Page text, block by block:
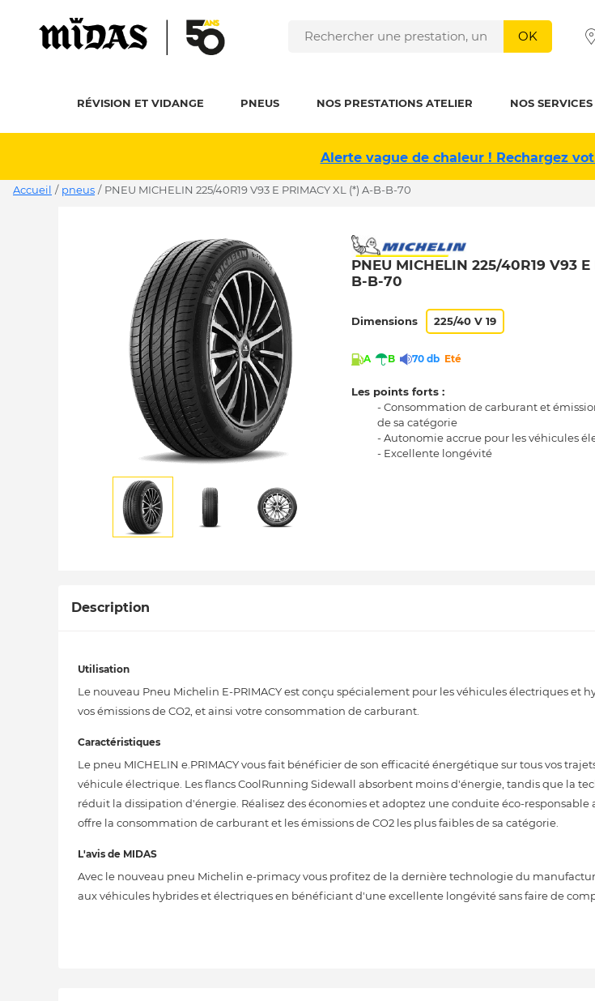
OK
RÉVISION ET VIDANGE PNEUS NOS PRESTATIONS ATELIER NOS SERVICES
Alerte vague de chaleur ! Rechargez
Accueil / pneus / PNEU MICHELIN 225/40R19 V93 E PRIMACY XL (*) A-B-B-70
PNEU MICHELIN 225/40R19 V93
B-B-70
Dimensions 225/40 V 19
A B 70 db Eté
Les points forts :
- Consommation de carburant et
de sa catégorie
- Autonomie accrue pour les véhicules
- Excellente longévité
Description
Utilisation
Le nouveau Pneu Michelin E-PRIMACY est conçu spécialement pour les véhicules électriques et
vos émissions de CO2, et ainsi votre consommation de carburant.
Caractéristiques
Le pneu MICHELIN e.PRIMACY vous fait bénéficier de son efficacité énergétique sur tous vos
véhicule électrique. Les flancs CoolRunning Sidewall absorbent moins d'énergie, tandis que la
réduit la dissipation d'énergie. Réalisez des économies et adoptez une conduite éco-responsable
offre la consommation de carburant et les émissions de CO2 les plus faibles de sa catégorie.
L'avis de MIDAS
Avec le nouveau pneu Michelin e-primacy vous profitez de la dernière technologie du
aux véhicules hybrides et électriques en bénéficiant d'une excellente longévité sans faire de